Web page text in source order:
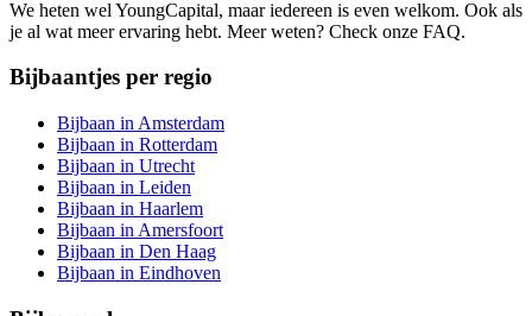
We heten wel YoungCapital, maar iedereen is even welkom. Ook als
je al wat meer ervaring hebt. Meer weten? Check onze FAQ.
Bijbaantjes per regio
Bijbaan in Amsterdam
Bijbaan in Rotterdam
Bijbaan in Utrecht
Bijbaan in Leiden
Bijbaan in Haarlem
Bijbaan in Amersfoort
Bijbaan in Den Haag
Bijbaan in Eindhoven